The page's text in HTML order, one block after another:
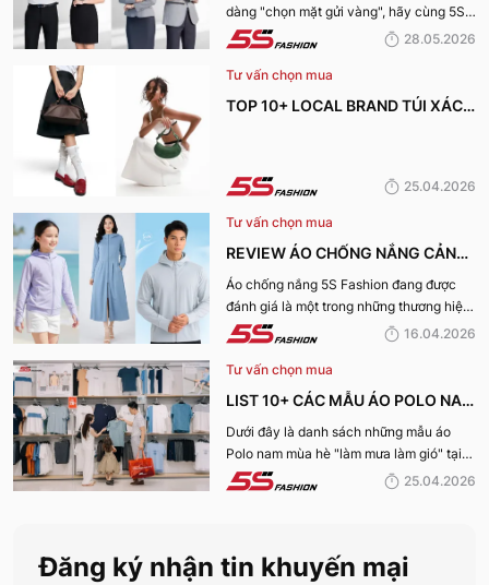
NHẤT HIỆN NAY
dàng "chọn mặt gửi vàng", hãy cùng 5S
Fashion tìm hiểu những địa chỉ may đồng
được nhiều đánh giá tích cực nhất hiện
nay.
28.05.2026
Tư vấn chọn mua
TOP 10+ LOCAL BRAND TÚI XÁCH
25.04.2026
Tư vấn chọn mua
REVIEW ÁO CHỐNG NẮNG CẢN
TIA UV, CHỐNG NẮNG TỐT NHẤT
CỦA 5S FASHION 2026
Áo chống nắng 5S Fashion đang được
đánh giá là một trong những thương hiệu
áo đáng mua hàng đầu hiện nay. Vậy
giá tích cực đến vậy? Cùng đi hết bài
viết nhé!
16.04.2026
Tư vấn chọn mua
LIST 10+ CÁC MẪU ÁO POLO NAM
MÙA HÈ BÁN CHẠY NHẤT CỦA 5S
FASHION 2026
Dưới đây là danh sách những mẫu áo
Polo nam mùa hè "làm mưa làm gió" tại
hệ thống 5S Fashion mà bất kỳ quý ông
25.04.2026
Đăng ký nhận tin khuyến mại